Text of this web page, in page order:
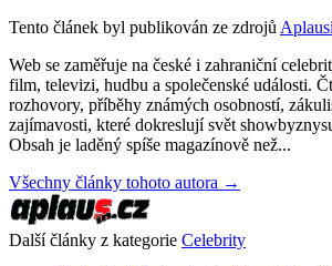
Tento článek byl publikován ze zdrojů
Web se zaměřuje na české i zahraniční
film, televizi, hudbu a společenské události.
rozhovory, příběhy známých osobností,
zajímavosti, které dokreslují svět
Obsah je laděný spíše magazínově než...
Všechny články tohoto autora →
Další články z kategorie Celebrity